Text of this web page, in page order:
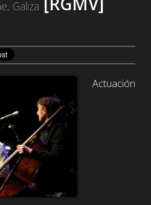
Galiza
Actuación